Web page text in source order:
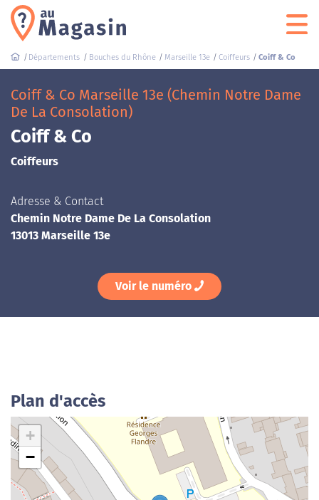
Départements Bouches du Rhône Marseille 13e Coiffeurs Coiff & Co
Coiff & Co Marseille 13e (Chemin Notre Dame
De La Consolation)
Coiff & Co
Coiffeurs
Adresse & Contact
Chemin Notre Dame De La Consolation
13013 Marseille 13e
Voir le numéro
Plan d'accès
+
−